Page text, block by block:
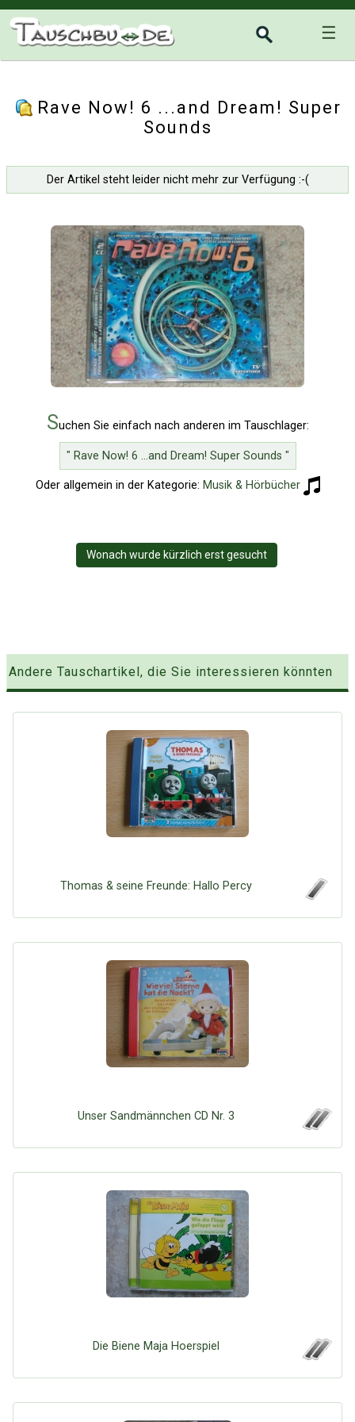
☰
Rave Now! 6 ...and Dream! Super
Sounds
Der Artikel steht leider nicht mehr zur Verfügung :-(
Suchen Sie einfach nach anderen im Tauschlager:
" Rave Now! 6 ...and Dream! Super Sounds "
Oder allgemein in der Kategorie: Musik & Hörbücher
Wonach wurde kürzlich erst gesucht
Andere Tauschartikel, die Sie interessieren könnten
Thomas & seine Freunde: Hallo Percy
Unser Sandmännchen CD Nr. 3
Die Biene Maja Hoerspiel